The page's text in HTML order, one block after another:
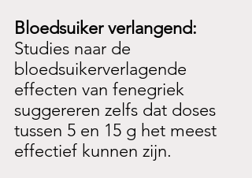
Bloedsuiker verlangend:
Studies naar de
bloedsuikerverlagende
effecten van fenegriek
suggereren zelfs dat doses
tussen 5 en 15 g het meest
effectief kunnen zijn.